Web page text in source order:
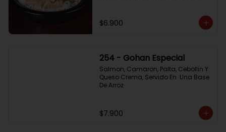
$6.900
254 - Gohan Especial
Salmon, Camaron, Palta, Cebollin Y
Queso Crema, Servido En  Una Base
De Arroz
$7.900